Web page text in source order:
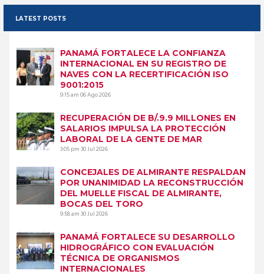
LATEST POSTS
PANAMÁ FORTALECE LA CONFIANZA
INTERNACIONAL EN SU REGISTRO DE
NAVES CON LA RECERTIFICACIÓN ISO
9001:2015
9:15 am06 Ago 2026
RECUPERACIÓN DE B/.9.9 MILLONES EN
SALARIOS IMPULSA LA PROTECCIÓN
LABORAL DE LA GENTE DE MAR
3:05 pm30 Jul 2026
CONCEJALES DE ALMIRANTE RESPALDAN
POR UNANIMIDAD LA RECONSTRUCCIÓN
DEL MUELLE FISCAL DE ALMIRANTE,
BOCAS DEL TORO
9:58 am30 Jul 2026
PANAMÁ FORTALECE SU DESARROLLO
HIDROGRÁFICO CON EVALUACIÓN
TÉCNICA DE ORGANISMOS
INTERNACIONALES